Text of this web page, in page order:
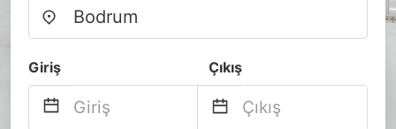
Giriş Çıkış